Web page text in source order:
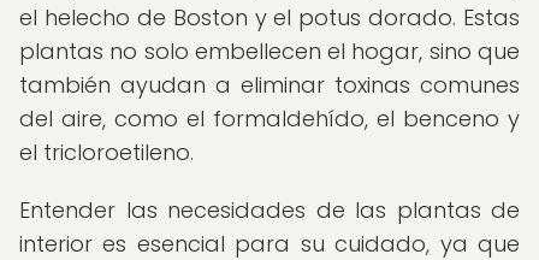
el helecho de Boston y el potus dorado. Estas
plantas no solo embellecen el hogar, sino que
también ayudan a eliminar toxinas comunes
del aire, como el formaldehído, el benceno y
el tricloroetileno.
Entender las necesidades de las plantas de
interior es esencial para su cuidado, ya que